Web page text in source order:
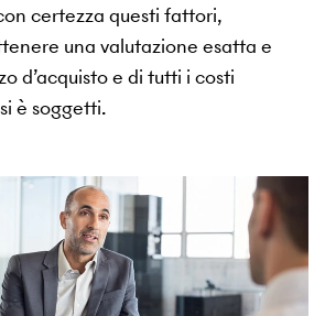
certezza questi fattori,
una valutazione esatta e
d’acquisto e di tutti i costi
è soggetti.